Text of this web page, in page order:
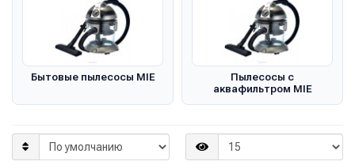
Бытовые пылесосы MIE
Пылесосы с
аквафильтром MIE